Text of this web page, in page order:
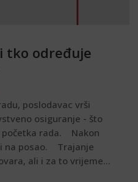
tko određuje
poslodavac vrši
osiguranje - što
početka rada. Nakon
na posao. Trajanje
ali i za to vrijeme...